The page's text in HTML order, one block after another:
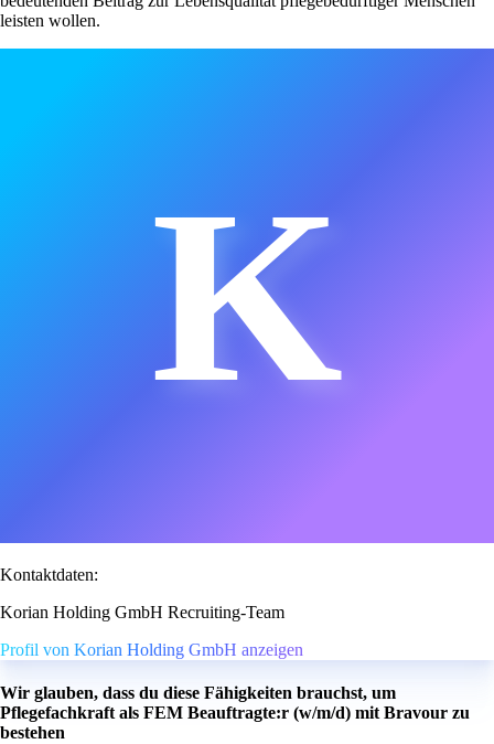
leisten wollen.
K
Kontaktdaten:
Korian Holding GmbH Recruiting-Team
Profil von Korian Holding GmbH anzeigen
Wir glauben, dass du diese Fähigkeiten brauchst, um
Pflegefachkraft als FEM Beauftragte:r (w/m/d) mit Bravour zu
bestehen